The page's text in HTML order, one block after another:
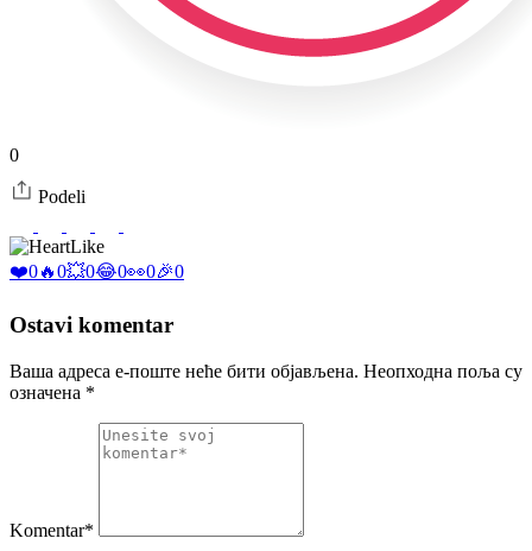
0
Podeli
Like
❤️0🔥0💥0😂0👀0🎉0
Ostavi komentar
Ваша адреса е-поште неће бити објављена. Неопходна поља су
означена *
Komentar*